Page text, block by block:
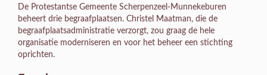
De Protestantse Gemeente Scherpenzeel-Munnekeburen
beheert drie begraafplaatsen. Christel Maatman, die de
begraafplaatsadministratie verzorgt, zou graag de hele
organisatie moderniseren en voor het beheer een stichting
oprichten.